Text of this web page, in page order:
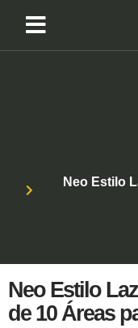
Neo Estilo
Neo Estilo
de 10 Áreas